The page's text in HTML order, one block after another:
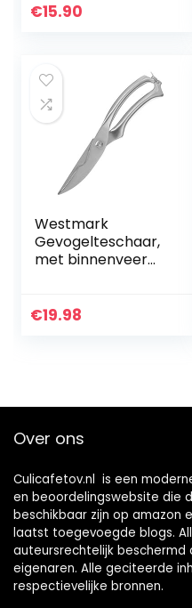
€15.90
Westmark
Gevogelteschaar,
met binnenveer
roestvrij staal,
€19.98
Over ons
Culicafetov.nl is een
en beoordelingswebsite die
beschikbaar zijn op amazon
laatst toegevoegde blogs.
auteursrechtelijk beschermd
eigenaren. Alle geciteerde
respectievelijke bronnen.